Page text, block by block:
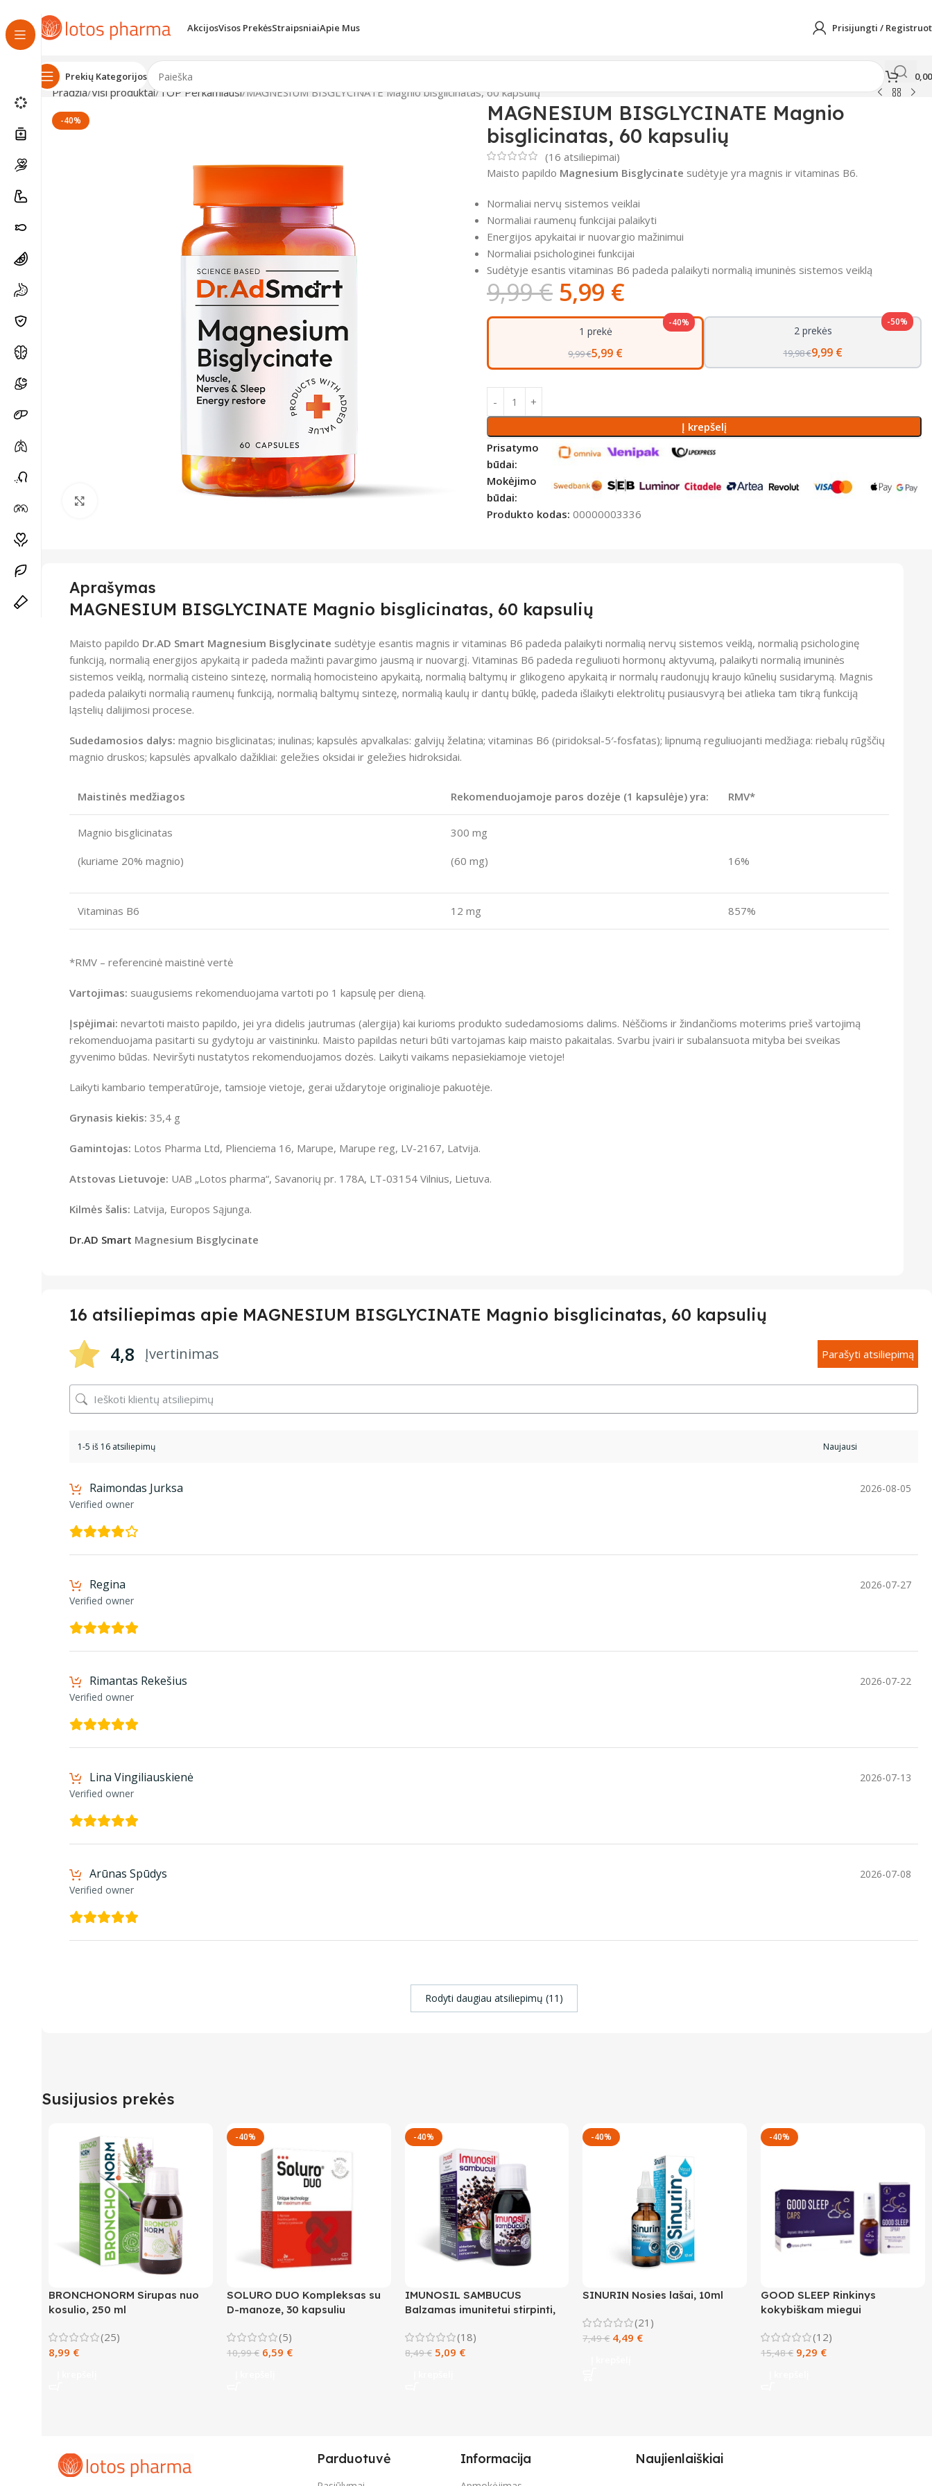
AkcijosVisos PrekėsStraipsniaiApie Mus Prisijungti /
Prekių Kategorijos
Pradžia Visi produktai TOP Perkamiausi MAGNESIUM BISGLYCINATE Magnio bisglicinatas, 60 kapsulių
-40%
MAGNESIUM BISGLYCINATE Magnio
bisglicinatas, 60 kapsulių
(16 atsiliepimai)
Maisto papildo Magnesium Bisglycinate sudėtyje yra magnis ir vitaminas B6.
Normaliai nervų sistemos veiklai
Normaliai raumenų funkcijai palaikyti
Energijos apykaitai ir nuovargio mažinimui
Normaliai psichologinei funkcijai
Sudėtyje esantis vitaminas B6 padeda palaikyti normalią imuninės sistemos veiklą
9,99€ 5,99 €
-40%
1 prekė
9,99 €5,99 €
-50%
2 prekės
19,98 €9,99 €
Į krepšelį
Prisatymo
būdai:
Mokėjimo
būdai:
Produkto kodas: 00000003336
Aprašymas
MAGNESIUM BISGLYCINATE Magnio bisglicinatas, 60 kapsulių
Maisto papildo Dr.AD Smart Magnesium Bisglycinate sudėtyje esantis magnis ir vitaminas B6 padeda palaikyti normalią nervų sistemos veiklą, normalią psichologinę
funkciją, normalią energijos apykaitą ir padeda mažinti pavargimo jausmą ir nuovargį. Vitaminas B6 padeda reguliuoti hormonų aktyvumą, palaikyti normalią imuninės
sistemos veiklą, normalią cisteino sintezę, normalią homocisteino apykaitą, normalią baltymų ir glikogeno apykaitą ir normalų raudonųjų kraujo kūnelių susidarymą. Magnis
padeda palaikyti normalią raumenų funkciją, normalią baltymų sintezę, normalią kaulų ir dantų būklę, padeda išlaikyti elektrolitų pusiausvyrą bei atlieka tam tikrą funkciją
ląstelių dalijimosi procese.
Sudedamosios dalys: magnio bisglicinatas; inulinas; kapsulės apvalkalas: galvijų želatina; vitaminas B6 (piridoksal-5′-fosfatas); lipnumą reguliuojanti medžiaga: riebalų rūgščių
magnio druskos; kapsulės apvalkalo dažikliai: geležies oksidai ir geležies hidroksidai.
Maistinės medžiagos Rekomenduojamoje paros dozėje (1 kapsulėje) yra: RMV*
Magnio bisglicinatas
(kuriame 20% magnio)
300 mg
(60 mg) 16%
Vitaminas B6 12 mg 857%
*RMV – referencinė maistinė vertė
Vartojimas: suaugusiems rekomenduojama vartoti po 1 kapsulę per dieną.
Įspėjimai: nevartoti maisto papildo, jei yra didelis jautrumas (alergija) kai kurioms produkto sudedamosioms dalims. Nėščioms ir žindančioms moterims prieš vartojimą
rekomenduojama pasitarti su gydytoju ar vaistininku. Maisto papildas neturi būti vartojamas kaip maisto pakaitalas. Svarbu įvairi ir subalansuota mityba bei sveikas
gyvenimo būdas. Neviršyti nustatytos rekomenduojamos dozės. Laikyti vaikams nepasiekiamoje vietoje!
Laikyti kambario temperatūroje, tamsioje vietoje, gerai uždarytoje originalioje pakuotėje.
Grynasis kiekis: 35,4 g
Gamintojas: Lotos Pharma Ltd, Plienciema 16, Marupe, Marupe reg, LV-2167, Latvija.
Atstovas Lietuvoje: UAB „Lotos pharma“, Savanorių pr. 178A, LT-03154 Vilnius, Lietuva.
Kilmės šalis: Latvija, Europos Sąjunga.
Dr.AD Smart Magnesium Bisglycinate
16 atsiliepimas apie MAGNESIUM BISGLYCINATE Magnio bisglicinatas, 60 kapsulių
4,8 Įvertinimas Parašyti atsiliepimą
1-5 iš 16 atsiliepimų
Raimondas Jurksa
Verified owner
2026-08-05
Regina
Verified owner
2026-07-27
Rimantas Rekešius
Verified owner
2026-07-22
Lina Vingiliauskienė
Verified owner
2026-07-13
Arūnas Spūdys
Verified owner
2026-07-08
Rodyti daugiau atsiliepimų (11)
Susijusios prekės
BRONCHONORM Sirupas nuo
kosulio, 250 ml
(25)
8,99 €
-40%
SOLURO DUO Kompleksas su
D-manoze, 30 kapsuliu
(5)
10,99€ 6,59 €
-40%
IMUNOSIL SAMBUCUS
Balzamas imunitetui stirpinti,
(18)
8,49€ 5,09 €
-40%
SINURIN Nosies lašai, 10ml
(21)
7,49€ 4,49 €
-40%
GOOD SLEEP Rinkinys
kokybiškam miegui
(12)
15,48€ 9,29 €
Parduotuvė Informacija Naujienlaiškiai